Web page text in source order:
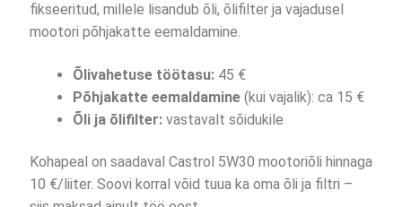
fikseeritud, millele lisandub õli, õlifilter ja vajadusel
mootori põhjakatte eemaldamine.
Õlivahetuse töötasu:45 €
Põhjakatte eemaldamine(kui vajalik): ca 15 €
Õli ja õlifilter:vastavalt sõidukile
Kohapeal on saadaval Castrol 5W30 mootoriõli hinnaga
10 €/liiter. Soovi korral võid tuua ka oma õli ja filtri –